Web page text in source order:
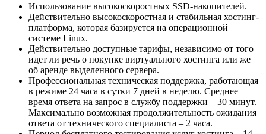
Использование высокоскоростных SSD-накопителей.
Действительно высокоскоростная и стабильная хостинг-
платформа, которая базируется на операционной
системе Linux.
Действительно доступные тарифы, независимо от того
идет ли речь о покупке виртуального хостинга или же
об аренде выделенного сервера.
Профессиональная техническая поддержка, работающая
в режиме 24 часа в сутки 7 дней в неделю. Среднее
время ответа на запрос в службу поддержки – 30 минут.
Максимально возможная продолжительность ожидания
ответа от технического специалиста – 2 часа.